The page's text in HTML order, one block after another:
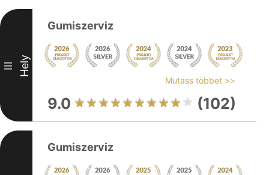
III Hely
Gumiszerviz
Mutass többet >>
9.0 (102)
Gumiszerviz